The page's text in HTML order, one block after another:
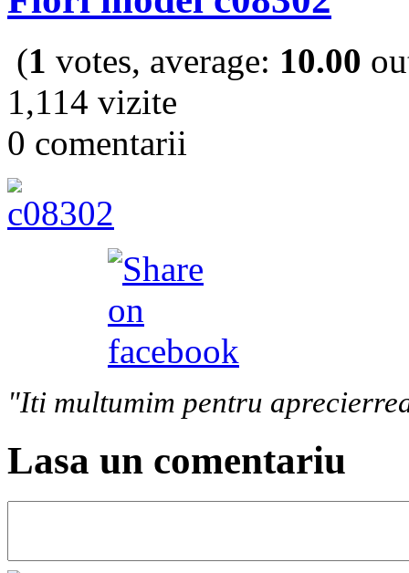
(1 votes, average: 10.00
1,114 vizite
0 comentarii
"Iti multumim pentru
Lasa un comentariu